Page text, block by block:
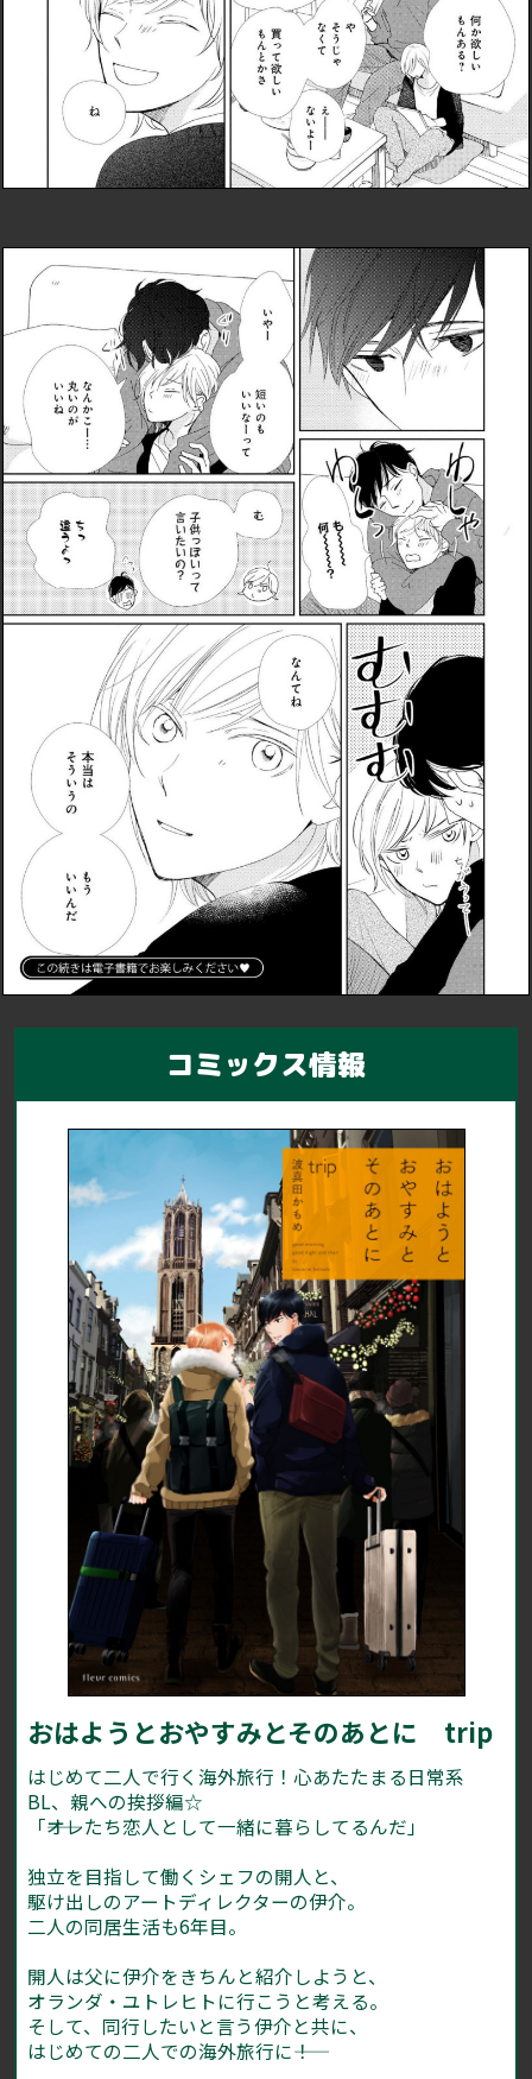
コミックス情報
おはようとおやすみとそのあとに trip
はじめて二人で行く海外旅行！心あたたまる日常系
BL、親への挨拶編☆
「――オレたち恋人として一緒に暮らしてるんだ」
独立を目指して働くシェフの開人と、
駆け出しのアートディレクターの伊介。
二人の同居生活も6年目。
開人は父に伊介をきちんと紹介しようと、
オランダ・ユトレヒトに行こうと考える。
そして、同行したいと言う伊介と共に、
はじめての二人での海外旅行に――！